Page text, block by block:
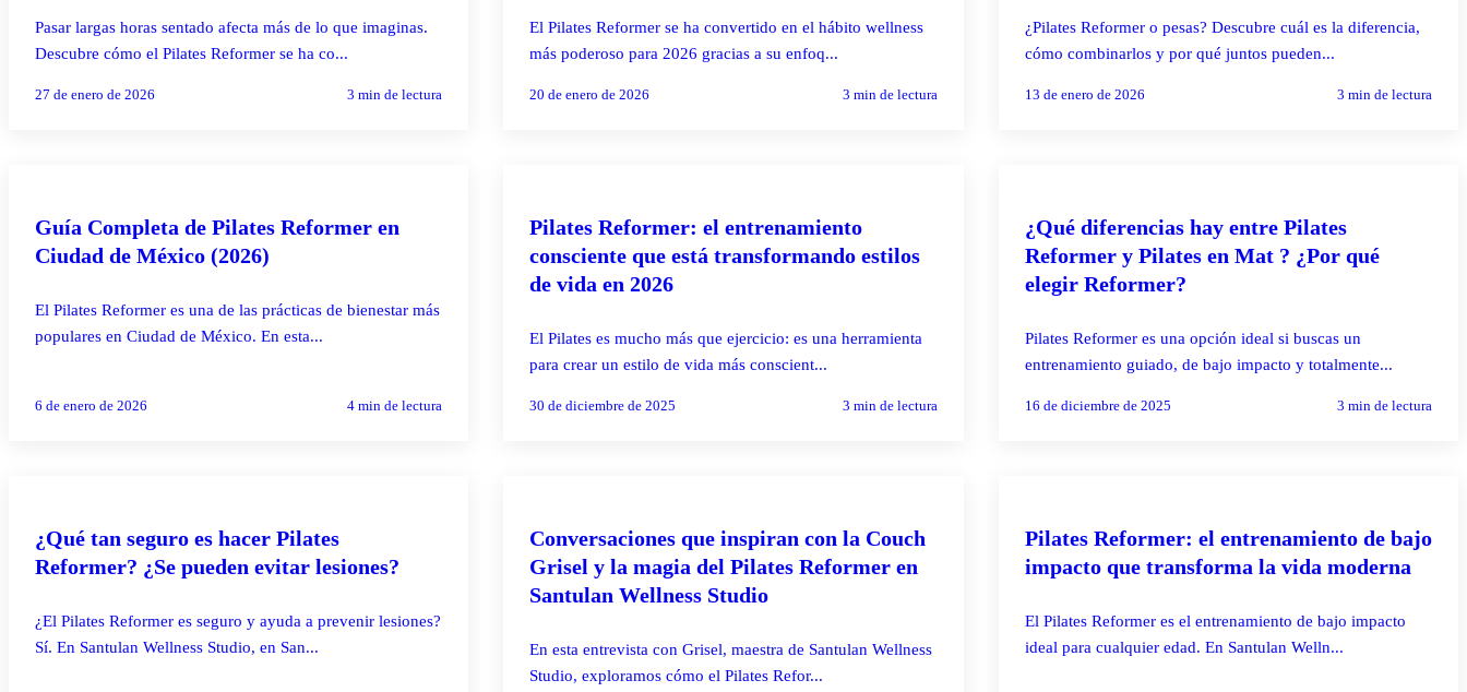
Pasar largas horas sentado afecta más de lo que imaginas.
Descubre cómo el Pilates Reformer se ha co...
27 de enero de 2026 3 min de lectura
El Pilates Reformer se ha convertido en el hábito wellness
más poderoso para 2026 gracias a su enfoq...
20 de enero de 2026 3 min de lectura
¿Pilates Reformer o pesas? Descubre cuál es la diferencia,
cómo combinarlos y por qué juntos pueden...
13 de enero de 2026 3 min de lectura
Guía Completa de Pilates Reformer en
Ciudad de México (2026)
El Pilates Reformer es una de las prácticas de bienestar más
populares en Ciudad de México. En esta...
6 de enero de 2026 4 min de lectura
Pilates Reformer: el entrenamiento
consciente que está transformando estilos
de vida en 2026
El Pilates es mucho más que ejercicio: es una herramienta
para crear un estilo de vida más conscient...
30 de diciembre de 2025 3 min de lectura
¿Qué diferencias hay entre Pilates
Reformer y Pilates en Mat ? ¿Por qué
elegir Reformer?
Pilates Reformer es una opción ideal si buscas un
entrenamiento guiado, de bajo impacto y totalmente...
16 de diciembre de 2025 3 min de lectura
¿Qué tan seguro es hacer Pilates
Reformer? ¿Se pueden evitar lesiones?
¿El Pilates Reformer es seguro y ayuda a prevenir lesiones?
Sí. En Santulan Wellness Studio, en San...
Conversaciones que inspiran con la Couch
Grisel y la magia del Pilates Reformer en
Santulan Wellness Studio
En esta entrevista con Grisel, maestra de Santulan Wellness
Studio, exploramos cómo el Pilates Refor...
Pilates Reformer: el entrenamiento de bajo
impacto que transforma la vida moderna
El Pilates Reformer es el entrenamiento de bajo impacto
ideal para cualquier edad. En Santulan Welln...